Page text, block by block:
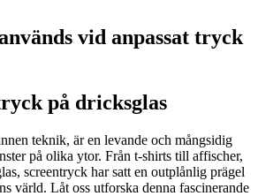
vid anpassat tryck
på dricksglas
teknik, är en levande och mångsidig
på olika ytor. Från t-shirts till affischer,
screentryck har satt en outplånlig prägel
värld. Låt oss utforska denna fascinerande